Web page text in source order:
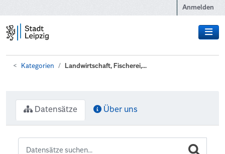
Anmelden
Kategorien Landwirtschaft, Fischerei,...
Datensätze Über uns